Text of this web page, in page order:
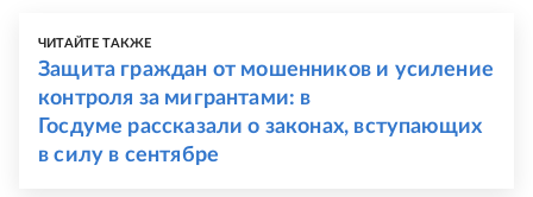
ЧИТАЙТЕ ТАКЖЕ
Защита граждан от мошенников и усиление
контроля за мигрантами: в
Госдуме рассказали о законах, вступающих
в силу в сентябре